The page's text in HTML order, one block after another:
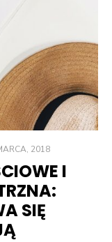
2018
I
SIĘ